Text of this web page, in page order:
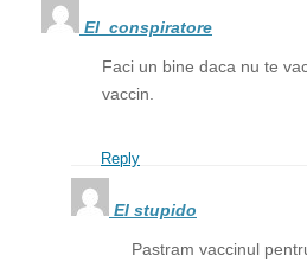
El_conspiratore
Faci un bine daca nu te
vaccin.
Reply
El stupido
Pastram vaccinul